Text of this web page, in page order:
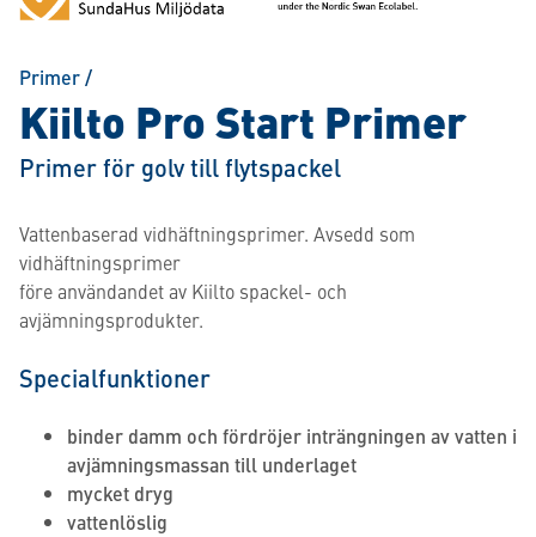
Primer/
Kiilto Pro Start Primer
Primer för golv till flytspackel
Vattenbaserad vidhäftningsprimer. Avsedd som
vidhäftningsprimer
före användandet av Kiilto spackel- och
avjämningsprodukter.
Specialfunktioner
binder damm och fördröjer inträngningen av vatten i
avjämningsmassan till underlaget
mycket dryg
vattenlöslig